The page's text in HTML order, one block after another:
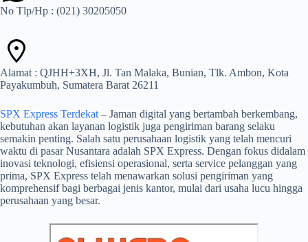
No Tlp/Hp : (021) 30205050
Alamat : QJHH+3XH, Jl. Tan Malaka, Bunian, Tlk. Ambon, Kota
Payakumbuh, Sumatera Barat 26211
SPX Express Terdekat – Jaman digital yang bertambah berkembang,
kebutuhan akan layanan logistik juga pengiriman barang selaku
semakin penting. Salah satu perusahaan logistik yang telah mencuri
waktu di pasar Nusantara adalah SPX Express. Dengan fokus didalam
inovasi teknologi, efisiensi operasional, serta service pelanggan yang
prima, SPX Express telah menawarkan solusi pengiriman yang
komprehensif bagi berbagai jenis kantor, mulai dari usaha lucu hingga
perusahaan yang besar.